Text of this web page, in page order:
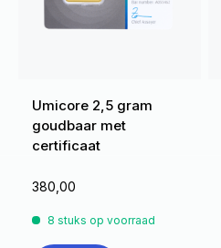
Umicore 2,5 gram
goudbaar met
certificaat
380,00
8 stuks op voorraad